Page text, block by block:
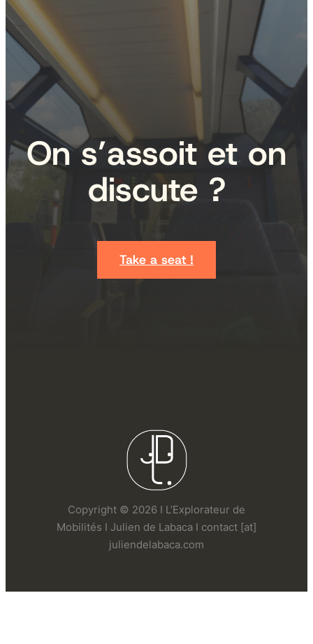
On s’assoit et on
discute ?
Take a seat !
Copyright © 2026 I L’Explorateur de
Mobilités I Julien de Labaca I contact [at]
juliendelabaca.com